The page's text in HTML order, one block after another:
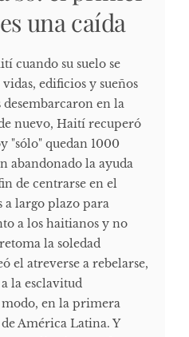
una caída
cuando su suelo se
edificios y sueños
desembarcaron en la
nuevo, Haití recuperó
"sólo" quedan 1000
abandonado la ayuda
de centrarse en el
a largo plazo para
a los haitianos y no
la soledad
el atreverse a rebelarse,
la esclavitud
modo, en la primera
América Latina. Y